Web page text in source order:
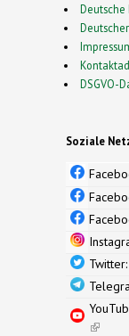
Deutsche
DSGVO-
Soziale
Twitter:
(link is